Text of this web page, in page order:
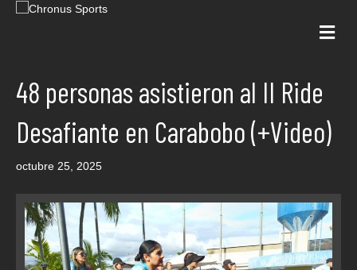
48 personas asistieron al II Ride
Desafiante en Carabobo (+Video)
octubre 25, 2025